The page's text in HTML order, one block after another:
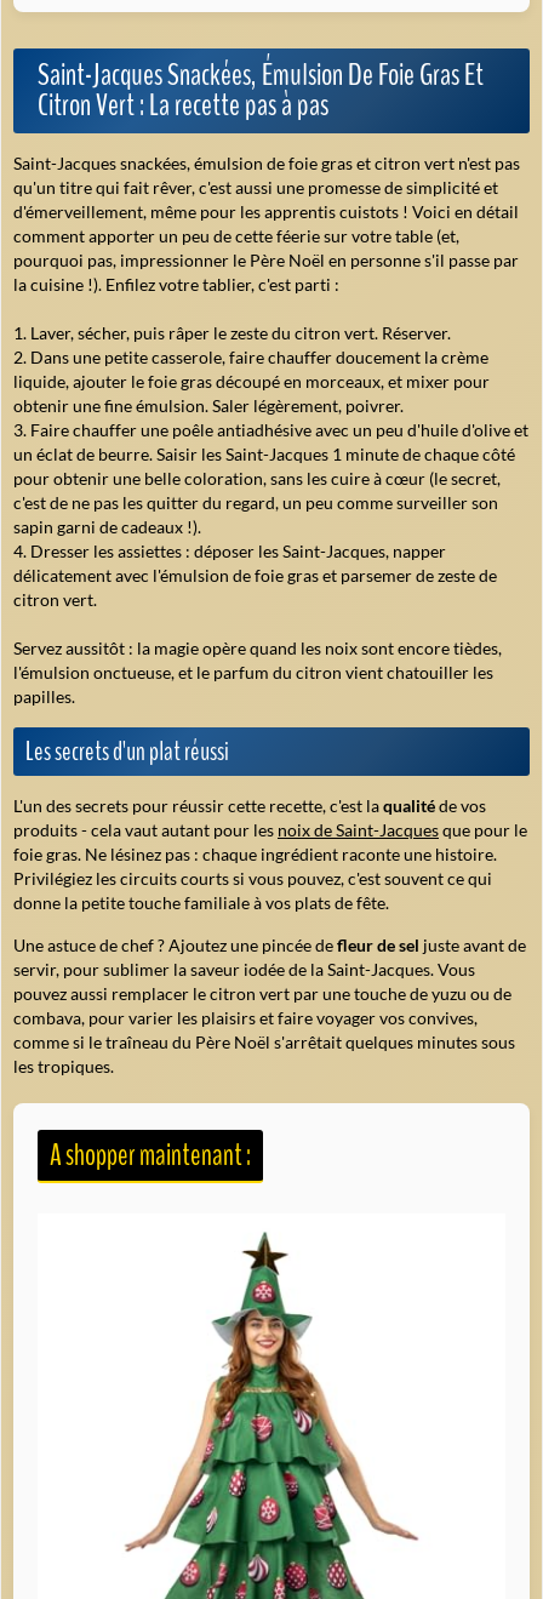
Saint-Jacques Snackées, Émulsion De Foie Gras Et
Citron Vert : La recette pas à pas
Saint-Jacques snackées, émulsion de foie gras et citron vert n'est pas
qu'un titre qui fait rêver, c'est aussi une promesse de simplicité et
d'émerveillement, même pour les apprentis cuistots ! Voici en détail
comment apporter un peu de cette féerie sur votre table (et,
pourquoi pas, impressionner le Père Noël en personne s'il passe par
la cuisine !). Enfilez votre tablier, c'est parti :
Laver, sécher, puis râper le zeste du citron vert. Réserver.
Dans une petite casserole, faire chauffer doucement la crème
liquide, ajouter le foie gras découpé en morceaux, et mixer pour
obtenir une fine émulsion. Saler légèrement, poivrer.
Faire chauffer une poêle antiadhésive avec un peu d'huile d'olive et
un éclat de beurre. Saisir les Saint-Jacques 1 minute de chaque côté
pour obtenir une belle coloration, sans les cuire à cœur (le secret,
c'est de ne pas les quitter du regard, un peu comme surveiller son
sapin garni de cadeaux !).
Dresser les assiettes : déposer les Saint-Jacques, napper
délicatement avec l'émulsion de foie gras et parsemer de zeste de
citron vert.
Servez aussitôt : la magie opère quand les noix sont encore tièdes,
l'émulsion onctueuse, et le parfum du citron vient chatouiller les
papilles.
Les secrets d'un plat réussi
L'un des secrets pour réussir cette recette, c'est laqualitéde vos
produits - cela vaut autant pour les noix de Saint-Jacquesque pour le
foie gras. Ne lésinez pas : chaque ingrédient raconte une histoire.
Privilégiez les circuits courts si vous pouvez, c'est souvent ce qui
donne la petite touche familiale à vos plats de fête.
Une astuce de chef ? Ajoutez une pincée defleur de sel juste avant de
servir, pour sublimer la saveur iodée de la Saint-Jacques. Vous
pouvez aussi remplacer le citron vert par une touche de yuzu ou de
combava, pour varier les plaisirs et faire voyager vos convives,
comme si le traîneau du Père Noël s'arrêtait quelques minutes sous
les tropiques.
A shopper maintenant :